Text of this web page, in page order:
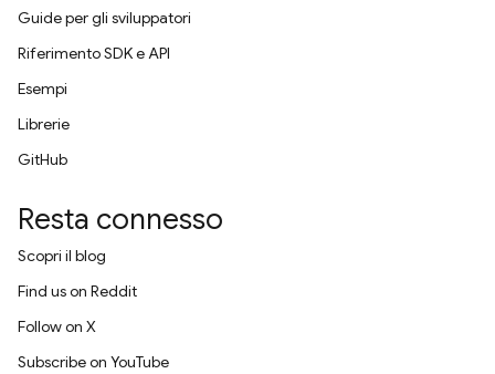
Guide per gli sviluppatori
Riferimento SDK e API
Esempi
Librerie
GitHub
Resta connesso
Scopri il blog
Find us on Reddit
Follow on X
Subscribe on YouTube